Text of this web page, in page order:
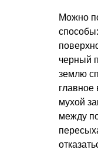
Можно
черный
землю
главное
мухой
между